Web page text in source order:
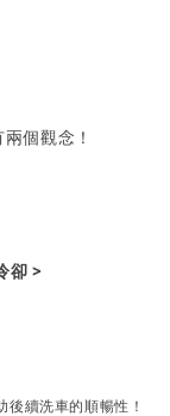
個觀念！
卻 >
續洗車的順暢性！